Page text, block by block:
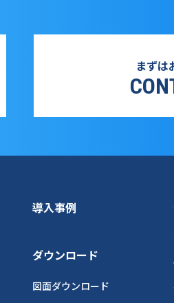
まずは
導入事例
ダウンロード
図面ダウンロード